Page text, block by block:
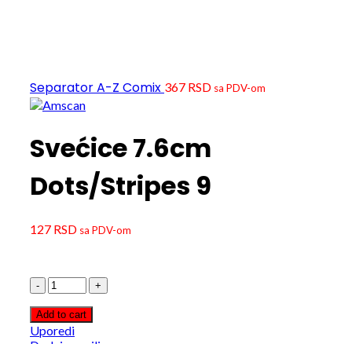
Separator A-Z Comix 367 RSD sa PDV-om
Svećice 7.6cm
Dots/Stripes 9
127 RSD sa PDV-om
Svećice
7.6cm
Dots/Stripes
9
Add to cart
Uporedi